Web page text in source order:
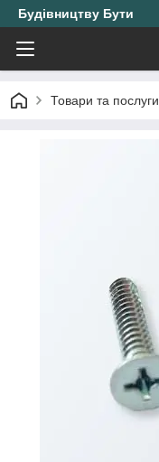
Будівництву Бути
Товари та послуги